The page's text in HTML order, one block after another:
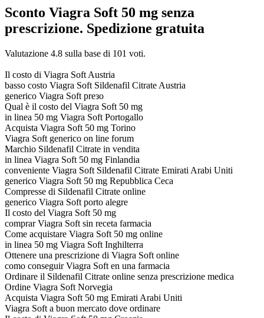
Sconto Viagra Soft 50 mg senza
prescrizione. Spedizione gratuita
Valutazione 4.8 sulla base di 101 voti.
Il costo di Viagra Soft Austria
basso costo Viagra Soft Sildenafil Citrate Austria
generico Viagra Soft preзo
Qual è il costo del Viagra Soft 50 mg
in linea 50 mg Viagra Soft Portogallo
Acquista Viagra Soft 50 mg Torino
Viagra Soft generico on line forum
Marchio Sildenafil Citrate in vendita
in linea Viagra Soft 50 mg Finlandia
conveniente Viagra Soft Sildenafil Citrate Emirati Arabi Uniti
generico Viagra Soft 50 mg Repubblica Ceca
Compresse di Sildenafil Citrate online
generico Viagra Soft porto alegre
Il costo del Viagra Soft 50 mg
comprar Viagra Soft sin receta farmacia
Come acquistare Viagra Soft 50 mg online
in linea 50 mg Viagra Soft Inghilterra
Ottenere una prescrizione di Viagra Soft online
como conseguir Viagra Soft en una farmacia
Ordinare il Sildenafil Citrate online senza prescrizione medica
Ordine Viagra Soft Norvegia
Acquista Viagra Soft 50 mg Emirati Arabi Uniti
Viagra Soft a buon mercato dove ordinare